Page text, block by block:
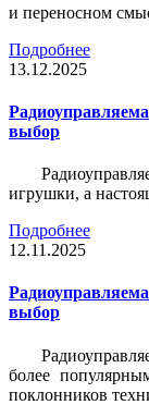
и переносном
Подробнее
13.12.2025
выбор
игрушки, а
Подробнее
12.11.2025
выбор
более
поклонников